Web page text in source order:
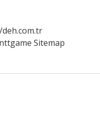
nttgame Sitemap